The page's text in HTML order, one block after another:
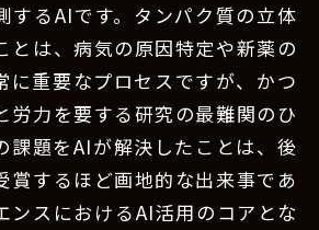
するAIです。タンパク質の立体
とは、病気の原因特定や新薬の
に重要なプロセスですが、かつ
労力を要する研究の最難関のひ
課題をAIが解決したことは、後
賞するほど画地的な出来事であ
ンスにおけるAI活用のコアとな